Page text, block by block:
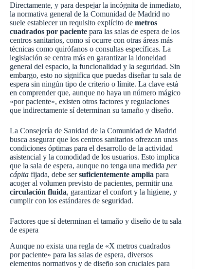
Directamente, y para despejar la incógnita de inmediato,
la normativa general de la Comunidad de Madrid no
suele establecer un requisito explícito de metros
cuadrados por paciente para las salas de espera de los
centros sanitarios, como sí ocurre con otras áreas más
técnicas como quirófanos o consultas específicas. La
legislación se centra más en garantizar la idoneidad
general del espacio, la funcionalidad y la seguridad. Sin
embargo, esto no significa que puedas diseñar tu sala de
espera sin ningún tipo de criterio o límite. La clave está
en comprender que, aunque no haya un número mágico
«por paciente», existen otros factores y regulaciones
que indirectamente sí determinan su tamaño y diseño.
La Consejería de Sanidad de la Comunidad de Madrid
busca asegurar que los centros sanitarios ofrezcan unas
condiciones óptimas para el desarrollo de la actividad
asistencial y la comodidad de los usuarios. Esto implica
que la sala de espera, aunque no tenga una medida per
cápita fijada, debe sersuficientemente amplia para
acoger al volumen previsto de pacientes, permitir una
circulación fluida, garantizar el confort y la higiene, y
cumplir con los estándares de seguridad.
Factores que sí determinan el tamaño y diseño de tu sala
de espera
Aunque no exista una regla de «X metros cuadrados
por paciente» para las salas de espera, diversos
elementos normativos y de diseño son cruciales para